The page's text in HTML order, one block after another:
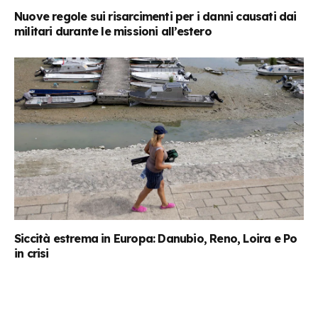
Nuove regole sui risarcimenti per i danni causati dai
militari durante le missioni all’estero
Siccità estrema in Europa: Danubio, Reno, Loira e Po
in crisi